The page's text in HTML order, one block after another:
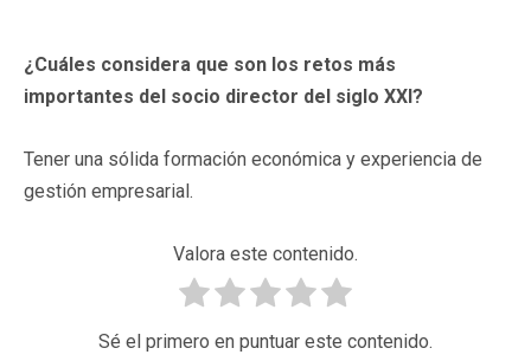
¿Cuáles considera que son los retos más
importantes del socio director del siglo XXI?
Tener una sólida formación económica y experiencia de
gestión empresarial.
Valora este contenido.
Sé el primero en puntuar este contenido.